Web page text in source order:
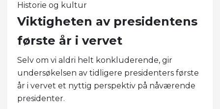
Historie og kultur
Viktigheten av presidentens
første år i vervet
Selv om vi aldri helt konkluderende, gir
undersøkelsen av tidligere presidenters første
år i vervet et nyttig perspektiv på nåværende
presidenter.